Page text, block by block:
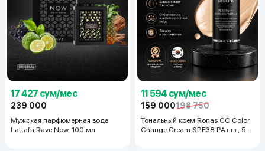
17 427 сум/мес
239 000
Мужская парфюмерная вода
Lattafa Rave Now, 100 мл
11 594 сум/мес
159 000198 750
Тональный крем Ronas CC Color
Change Cream SPF38 PA+++, 50